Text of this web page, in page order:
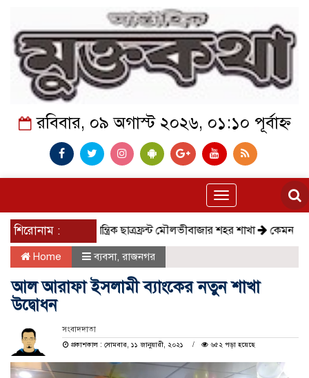
রবিবার, ০৯ অগাস্ট ২০২৬, ০১:১০ পূর্বাহ্ন
Toggle
navigation
শিরোনাম :
সমাজতান্ত্রিক ছাত্রফ্রন্ট মৌলভীবাজার শহর শাখা কেমন আছে
Home ব্যবসা, রাজনগর
আল আরাফা ইসলামী ব্যাংকের নতুন শাখা
উদ্বোধন
সংবাদদাতা
প্রকাশকাল : সোমবার, ১১ জানুয়ারী, ২০২১
৬৫২ পড়া হয়েছে